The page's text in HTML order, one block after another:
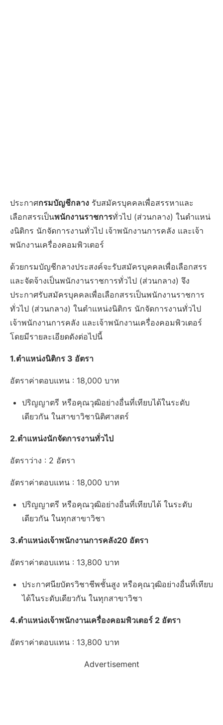
ประกาศกรมบัญชีกลาง รับสมัครบุคคลเพื่อสรรหาและ
เลือกสรรเป็นพนักงานราชการทั่วไป (ส่วนกลาง) ในตําแหน่
งนิติกร นักจัดการงานทั่วไป เจ้าพนักงานการคลัง และเจ้า
พนักงานเครื่องคอมพิวเตอร์
ด้วยกรมบัญชีกลางประสงค์จะรับสมัครบุคคลเพื่อเลือกสรร
และจัดจ้างเป็นพนักงานราชการทั่วไป (ส่วนกลาง) จึง
ประกาศรับสมัครบุคคลเพื่อเลือกสรรเป็นพนักงานราชการ
ทั่วไป (ส่วนกลาง) ในตําแหน่งนิติกร นักจัดการงานทั่วไป
เจ้าพนักงานการคลัง และเจ้าพนักงานเครื่องคอมพิวเตอร์
โดยมีรายละเอียดดังต่อไปนี้
1.ตําแหน่งนิติกร 3 อัตรา
อัตราค่าตอบแทน : 18,000 บาท
ปริญญาตรี หรือคุณวุฒิอย่างอื่นที่เทียบได้ในระดับ
เดียวกัน ในสาขาวิชานิติศาสตร์
2.ตำแหน่งนักจัดการงานทั่วไป
อัตราว่าง : 2 อัตรา
อัตราค่าตอบแทน : 18,000 บาท
ปริญญาตรี หรือคุณวุฒิอย่างอื่นที่เทียบได้ ในระดับ
เดียวกัน ในทุกสาขาวิชา
3.ตําแหน่งเจ้าพนักงานการคลัง20 อัตรา
อัตราค่าตอบแทน : 13,800 บาท
ประกาศนียบัตรวิชาชีพชั้นสูง หรือคุณวุฒิอย่างอื่นที่เทียบ
ได้ในระดับเดียวกัน ในทุกสาขาวิชา
4.ตําแหน่งเจ้าพนักงานเครื่องคอมพิวเตอร์ 2 อัตรา
อัตราค่าตอบแทน : 13,800 บาท
Advertisement